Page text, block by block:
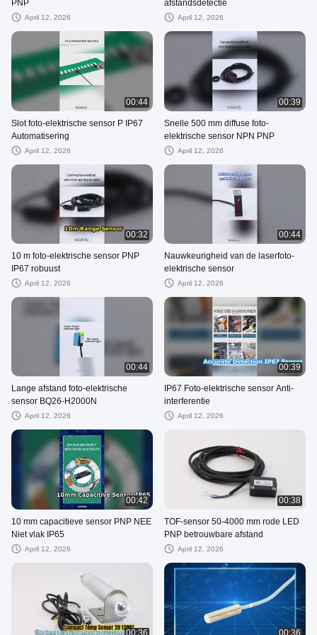
PNP
April 12, 2026
afstandsdetectie
April 12, 2026
00:44
Slot foto-elektrische sensor P IP67
Automatisering
April 12, 2026
00:39
Snelle 500 mm diffuse foto-
elektrische sensor NPN PNP
April 12, 2026
00:32
10 m foto-elektrische sensor PNP
IP67 robuust
April 12, 2026
00:44
Nauwkeurigheid van de laserfoto-
elektrische sensor
April 12, 2026
00:44
Lange afstand foto-elektrische
sensor BQ26-H2000N
April 12, 2026
00:39
IP67 Foto-elektrische sensor Anti-
interferentie
April 12, 2026
00:42
10 mm capacitieve sensor PNP NEE
Niet vlak IP65
April 12, 2026
00:38
TOF-sensor 50-4000 mm rode LED
PNP betrouwbare afstand
April 12, 2026
00:36 00:36